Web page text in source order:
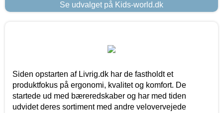
Se udvalget på Kids-world.dk
Siden opstarten af Livrig.dk har de fastholdt et
produktfokus på ergonomi, kvalitet og komfort. De
startede ud med bæreredskaber og har med tiden
udvidet deres sortiment med andre velovervejede